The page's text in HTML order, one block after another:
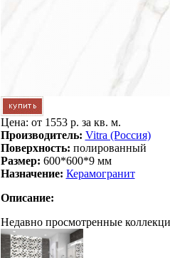
Цена: от 1553 р. за кв. м.
Производитель: Vitra (Россия)
Поверхность: полированный
Размер: 600*600*9 мм
Назначение: Керамогранит
Описание:
Недавно просмотренные